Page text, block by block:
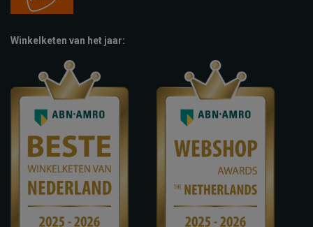
Winkelketen van het jaar: